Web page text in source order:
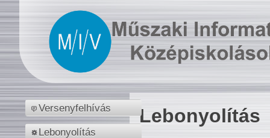
Versenyfelhívás
Lebonyolítás
Lebonyolítás